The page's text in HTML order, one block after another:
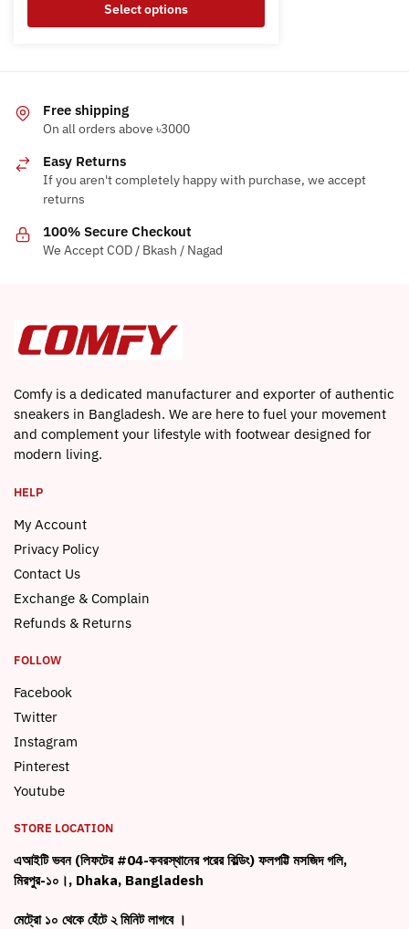
Select options
multiple
variants.
options
may
chosen
page
Free shipping
On all orders above ৳3000
Easy Returns
If you aren't completely happy with purchase, we accept
returns
100% Secure Checkout
We Accept COD / Bkash / Nagad
Comfy is a dedicated manufacturer and exporter of authentic
sneakers in Bangladesh. We are here to fuel your movement
and complement your lifestyle with footwear designed for
modern living.
HELP
My Account
Privacy Policy
Contact Us
Exchange & Complain
Refunds & Returns
FOLLOW
Facebook
Twitter
Instagram
Pinterest
Youtube
STORE LOCATION
এআইটি ভবন (লিফটের #04-কবরস্থানের পরের বিল্ডিং) ফলপট্টি মসজিদ গলি,
মিরপুর-১০।, Dhaka, Bangladesh
মেট্রো ১০ থেকে হেঁটে ২ মিনিট লাগবে ।